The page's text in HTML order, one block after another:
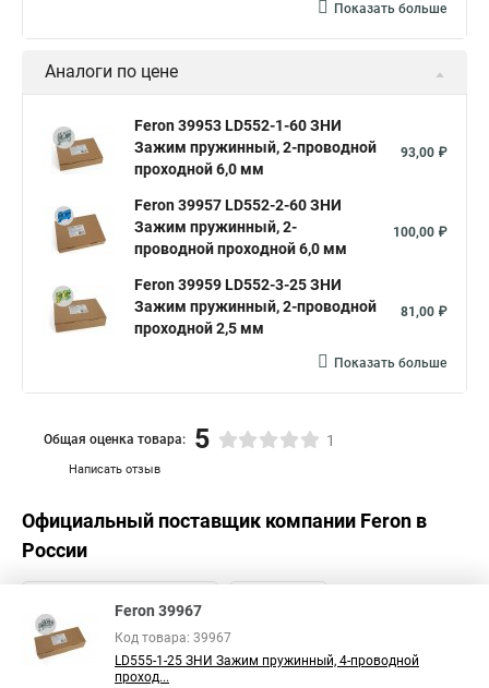
Показать больше
Аналоги по цене
Feron 39953 LD552-1-60 ЗНИ
Зажим пружинный, 2-проводной
проходной 6,0 мм
93,00 ₽
Feron 39957 LD552-2-60 ЗНИ
Зажим пружинный, 2-
проводной проходной 6,0 мм
100,00 ₽
Feron 39959 LD552-3-25 ЗНИ
Зажим пружинный, 2-проводной
проходной 2,5 мм
81,00 ₽
Показать больше
Написать отзыв
Общая оценка товара: 5 1
Официальный поставщик компании Feron в
России
Feron 39967
Код товара: 39967
LD555-1-25 ЗНИ Зажим пружинный, 4-проводной
проход...